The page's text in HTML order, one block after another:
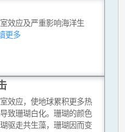
效应及严重影响海洋生
更多
效应，使地球累积更多热
致珊瑚白化。珊瑚的颜色
驱走共生藻，珊瑚因而变